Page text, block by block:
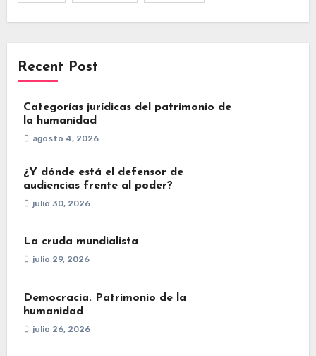
Recent Post
Categorías jurídicas del patrimonio de
la humanidad
agosto 4, 2026
¿Y dónde está el defensor de
audiencias frente al poder?
julio 30, 2026
La cruda mundialista
julio 29, 2026
Democracia. Patrimonio de la
humanidad
julio 26, 2026